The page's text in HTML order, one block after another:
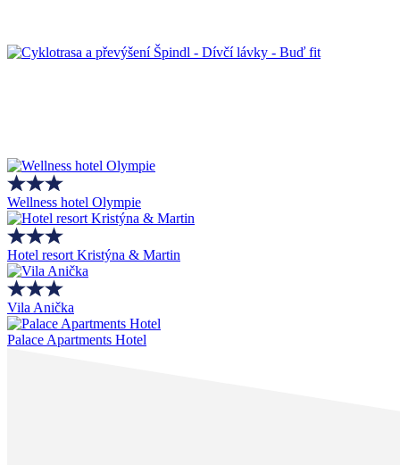
Wellness hotel Olympie
Hotel resort Kristýna & Martin
Vila Anička
Palace Apartments Hotel